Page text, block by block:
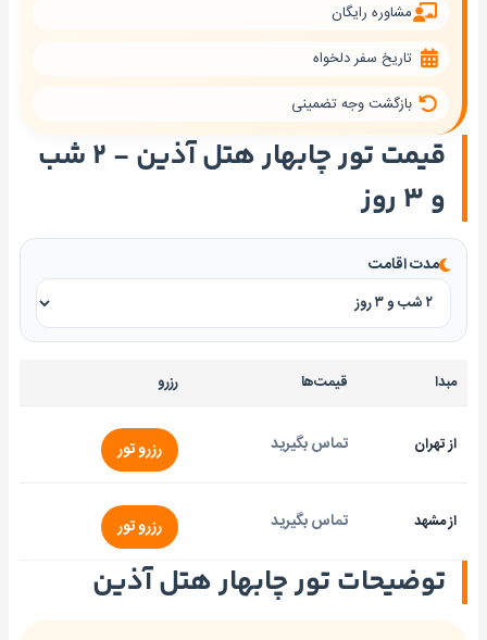
قیمت تور چابهار هتل آذین - ۲ شب
و ۳ روز
مدت اقامت
مبدا قیمت‌ها رزرو
از تهران تماس بگیرید رزرو تور
از مشهد تماس بگیرید رزرو تور
مشاوره رایگان
تاریخ سفر دلخواه
بازگشت وجه تضمینی
توضیحات تور چابهار هتل آذین